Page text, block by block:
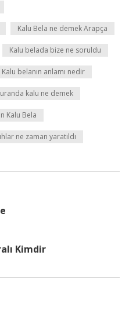
Kalu Bela ne demek Arapça
Kalu belada bize ne soruldu
Kalu belanın anlamı nedir
kalu ne demek
Kalu Bela
ne zaman yaratıldı
Kimdir